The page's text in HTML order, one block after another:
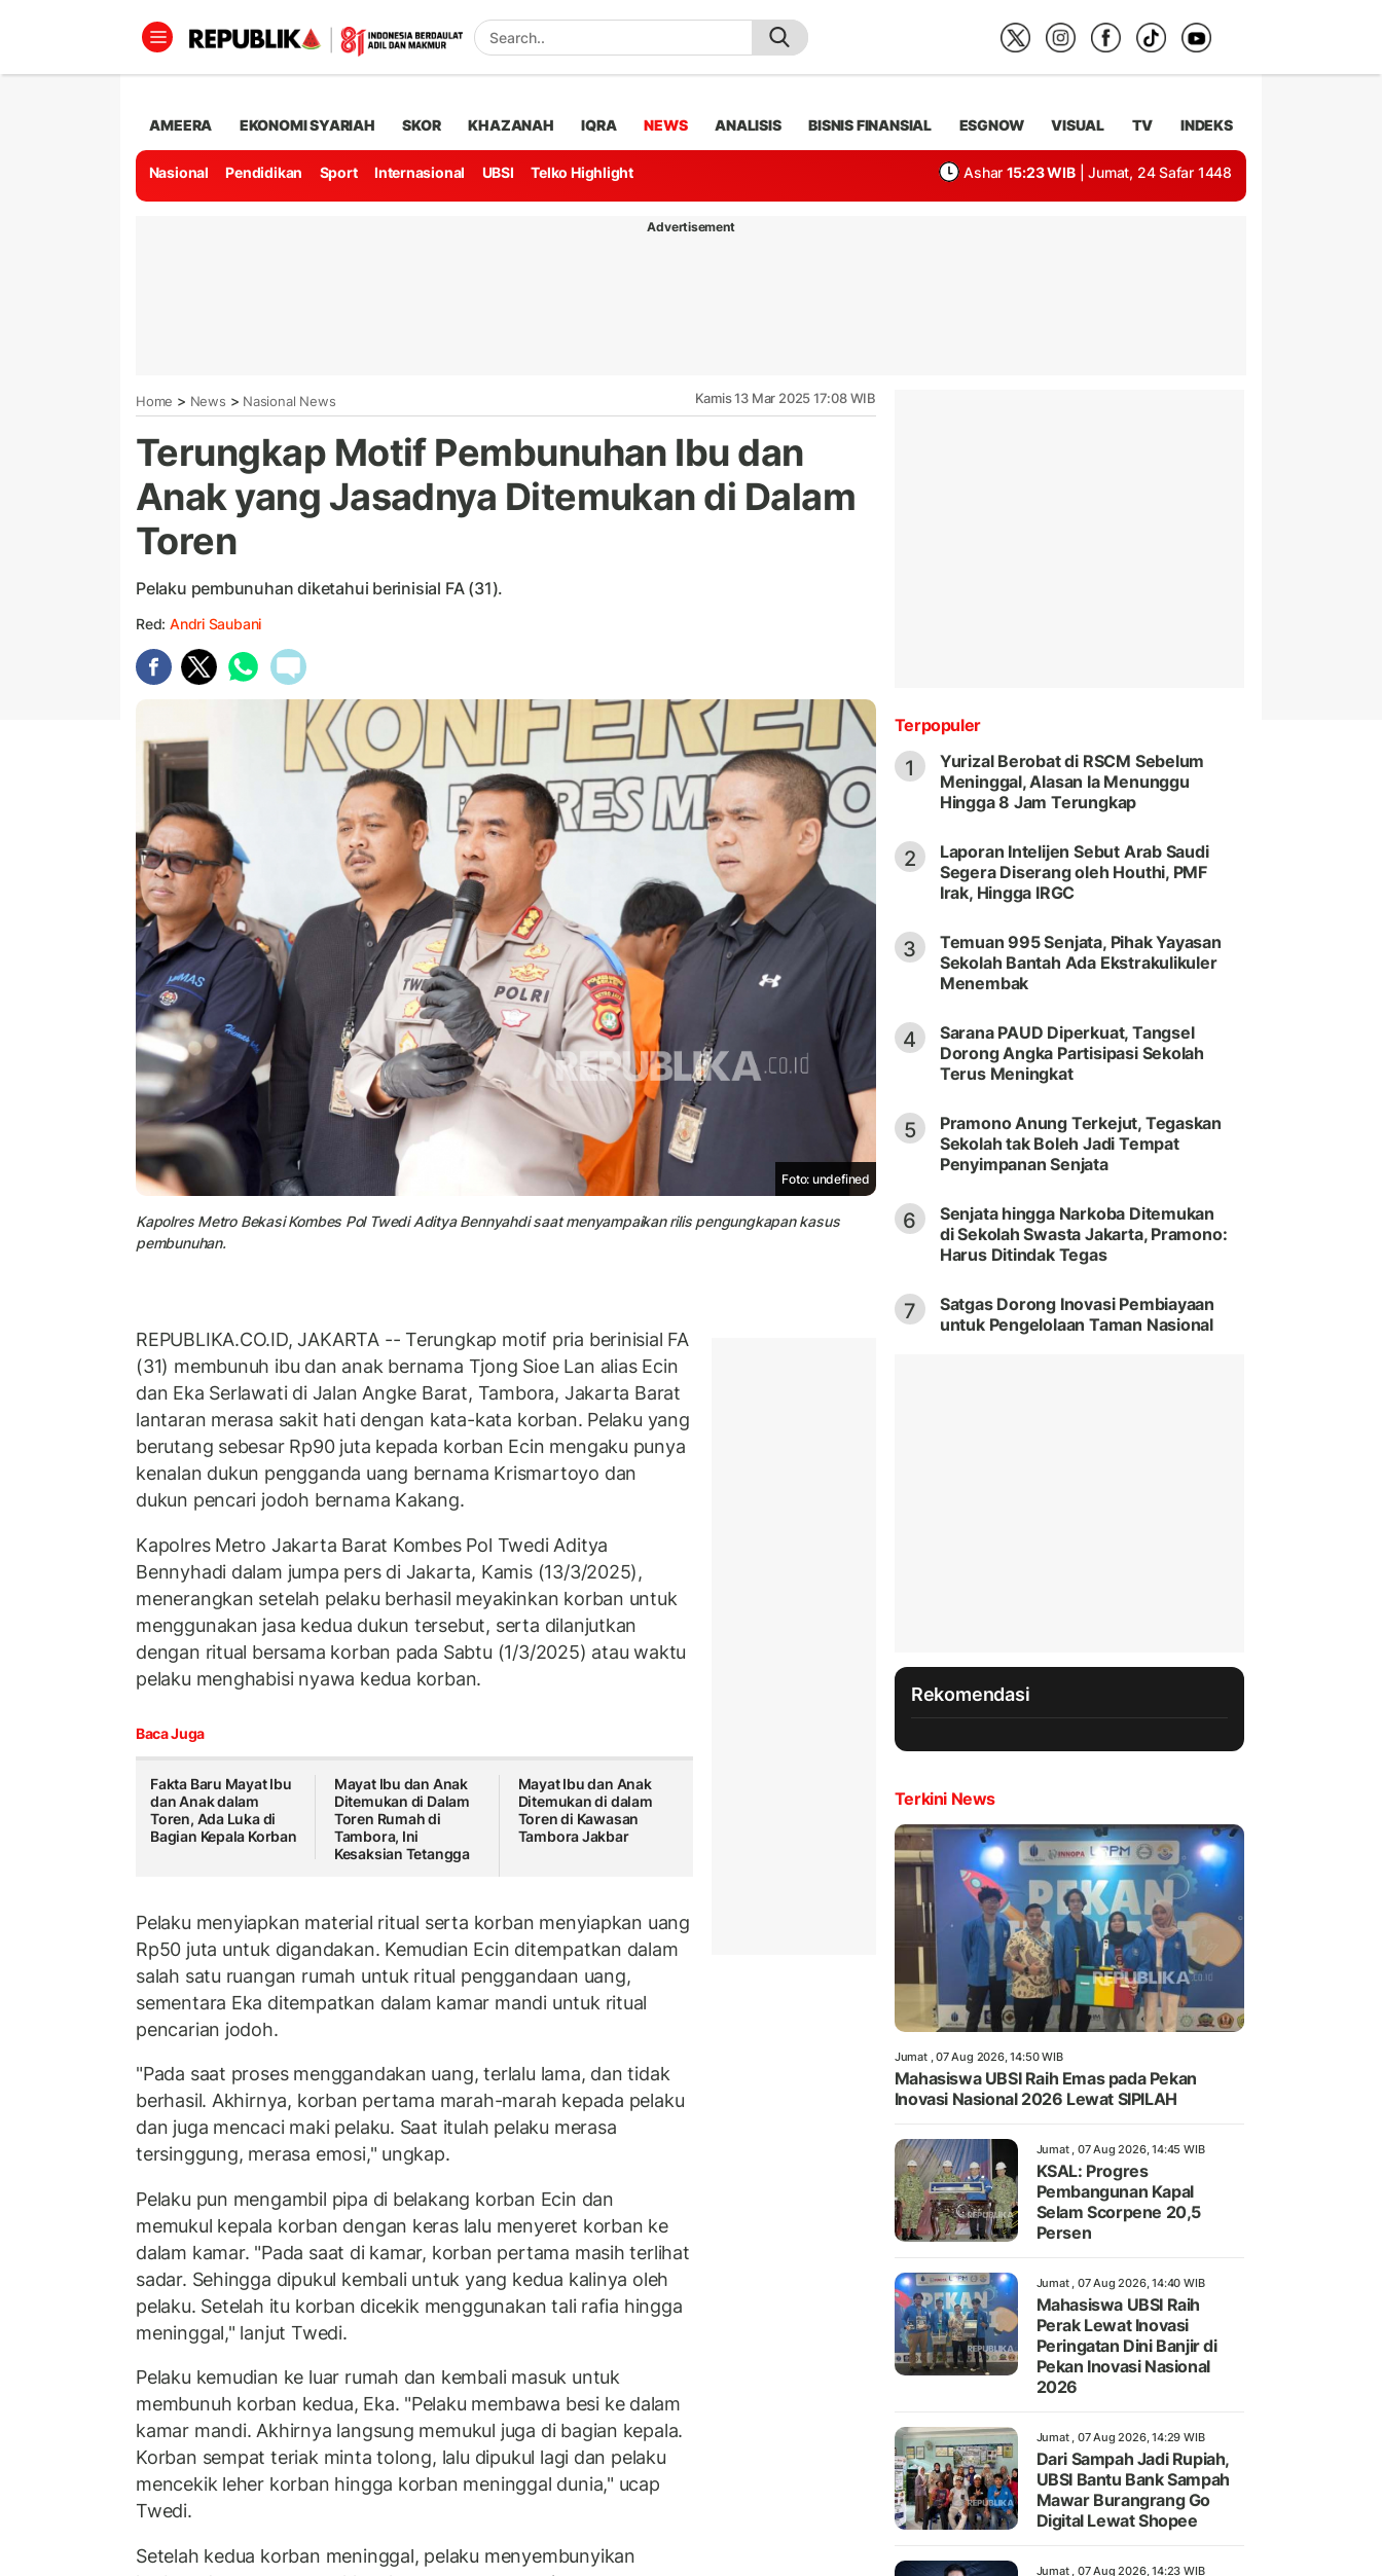
AMEERA EKONOMI SYARIAH SKOR KHAZANAH IQRA NEWS ANALISIS BISNIS FINANSIAL ESGNOW VISUAL TV INDEKS
Nasional Pendidikan Sport Internasional UBSI Telko Highlight Ashar 15:23 WIB | Jumat, 24 Safar 1448
Advertisement
Home > News > Nasional News Kamis 13 Mar 2025 17:08 WIB
Terungkap Motif Pembunuhan Ibu dan
Anak yang Jasadnya Ditemukan di Dalam
Toren
Pelaku pembunuhan diketahui berinisial FA (31).
Red: Andri Saubani
Foto: undefined
Kapolres Metro Bekasi Kombes Pol Twedi Aditya Bennyahdi saat menyampaikan rilis pengungkapan kasus
pembunuhan.
REPUBLIKA.CO.ID, JAKARTA -- Terungkap motif pria berinisial FA
(31) membunuh ibu dan anak bernama Tjong Sioe Lan alias Ecin
dan Eka Serlawati di Jalan Angke Barat, Tambora, Jakarta Barat
lantaran merasa sakit hati dengan kata-kata korban. Pelaku yang
berutang sebesar Rp90 juta kepada korban Ecin mengaku punya
kenalan dukun pengganda uang bernama Krismartoyo dan
dukun pencari jodoh bernama Kakang.
Kapolres Metro Jakarta Barat Kombes Pol Twedi Aditya
Bennyhadi dalam jumpa pers di Jakarta, Kamis (13/3/2025),
menerangkan setelah pelaku berhasil meyakinkan korban untuk
menggunakan jasa kedua dukun tersebut, serta dilanjutkan
dengan ritual bersama korban pada Sabtu (1/3/2025) atau waktu
pelaku menghabisi nyawa kedua korban.
Baca Juga
Fakta Baru Mayat Ibu
dan Anak dalam
Toren, Ada Luka di
Bagian Kepala Korban
Mayat Ibu dan Anak
Ditemukan di Dalam
Toren Rumah di
Tambora, Ini
Kesaksian Tetangga
Mayat Ibu dan Anak
Ditemukan di dalam
Toren di Kawasan
Tambora Jakbar
Pelaku menyiapkan material ritual serta korban menyiapkan uang
Rp50 juta untuk digandakan. Kemudian Ecin ditempatkan dalam
salah satu ruangan rumah untuk ritual penggandaan uang,
sementara Eka ditempatkan dalam kamar mandi untuk ritual
pencarian jodoh.
"Pada saat proses menggandakan uang, terlalu lama, dan tidak
berhasil. Akhirnya, korban pertama marah-marah kepada pelaku
dan juga mencaci maki pelaku. Saat itulah pelaku merasa
tersinggung, merasa emosi," ungkap.
Pelaku pun mengambil pipa di belakang korban Ecin dan
memukul kepala korban dengan keras lalu menyeret korban ke
dalam kamar. "Pada saat di kamar, korban pertama masih terlihat
sadar. Sehingga dipukul kembali untuk yang kedua kalinya oleh
pelaku. Setelah itu korban dicekik menggunakan tali rafia hingga
meninggal," lanjut Twedi.
Pelaku kemudian ke luar rumah dan kembali masuk untuk
membunuh korban kedua, Eka. "Pelaku membawa besi ke dalam
kamar mandi. Akhirnya langsung memukul juga di bagian kepala.
Korban sempat teriak minta tolong, lalu dipukul lagi dan pelaku
mencekik leher korban hingga korban meninggal dunia," ucap
Twedi.
Setelah kedua korban meninggal, pelaku menyembunyikan
Terpopuler
1
Yurizal Berobat di RSCM Sebelum
Meninggal, Alasan Ia Menunggu
Hingga 8 Jam Terungkap
2
Laporan Intelijen Sebut Arab Saudi
Segera Diserang oleh Houthi, PMF
Irak, Hingga IRGC
3
Temuan 995 Senjata, Pihak Yayasan
Sekolah Bantah Ada Ekstrakulikuler
Menembak
4
Sarana PAUD Diperkuat, Tangsel
Dorong Angka Partisipasi Sekolah
Terus Meningkat
5
Pramono Anung Terkejut, Tegaskan
Sekolah tak Boleh Jadi Tempat
Penyimpanan Senjata
6
Senjata hingga Narkoba Ditemukan
di Sekolah Swasta Jakarta, Pramono:
Harus Ditindak Tegas
7
Satgas Dorong Inovasi Pembiayaan
untuk Pengelolaan Taman Nasional
Rekomendasi
Terkini News
Jumat , 07 Aug 2026, 14:50 WIB
Mahasiswa UBSI Raih Emas pada Pekan
Inovasi Nasional 2026 Lewat SIPILAH
Jumat , 07 Aug 2026, 14:45 WIB
KSAL: Progres
Pembangunan Kapal
Selam Scorpene 20,5
Persen
Jumat , 07 Aug 2026, 14:40 WIB
Mahasiswa UBSI Raih
Perak Lewat Inovasi
Peringatan Dini Banjir di
Pekan Inovasi Nasional
2026
Jumat , 07 Aug 2026, 14:29 WIB
Dari Sampah Jadi Rupiah,
UBSI Bantu Bank Sampah
Mawar Burangrang Go
Digital Lewat Shopee
Jumat , 07 Aug 2026, 14:23 WIB